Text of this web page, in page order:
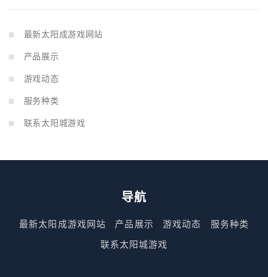
最新太阳成游戏网站
产品展示
游戏动态
服务种类
联系太阳城游戏
导航
最新太阳成游戏网站 产品展示 游戏动态
服务种类
联系太阳城游戏